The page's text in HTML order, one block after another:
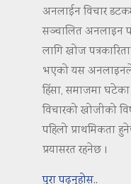
अनलाईन विचार डटकम
सञ्चालित अनलाइन
लागि खोज
भएको यस अनलाइनले
हिंसा, समाजमा
विचारको खोजीको
पहिलो प्राथमिकता
प्रयासरत रहनेछ ।
पुरा पढ्नुहोस..